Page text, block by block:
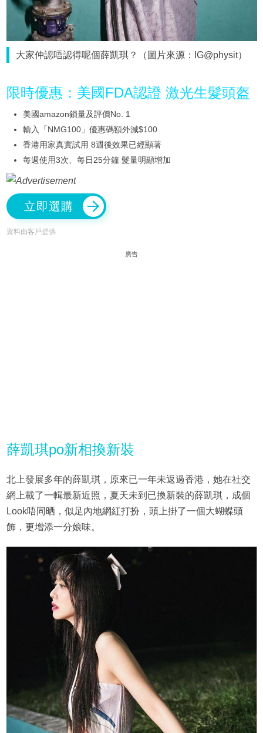
大家仲認唔認得呢個薛凱琪？（圖片來源：IG@physit）
限時優惠：美國FDA認證 激光生髮頭盔
美國amazon鎖量及評價No. 1
輸入「NMG100」優惠碼額外減$100
香港用家真實試用 8週後效果已經顯著
每週使用3次、每日25分鐘 髮量明顯增加
立即選購
資料由客戶提供
廣告
薛凱琪po新相換新裝
北上發展多年的薛凱琪，原來已一年未返過香港，她在社交
網上載了一輯最新近照，夏天未到已換新裝的薛凱琪，成個
Look唔同晒，似足內地網紅打扮，頭上掛了一個大蝴蝶頭
飾，更增添一分娘味。